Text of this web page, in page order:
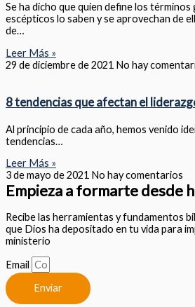
Se ha dicho que quien define los términos
escépticos lo saben y se aprovechan de
de…
Leer Más »
29 de diciembre de 2021 No hay
8 tendencias que afectan el
Al principio de cada año, hemos venido
tendencias…
Leer Más »
3 de mayo de 2021 No hay comentarios
Empieza a formarte desde
Recibe las herramientas y fundamentos
que Dios ha depositado en tu vida para
ministerio
Email
Enviar